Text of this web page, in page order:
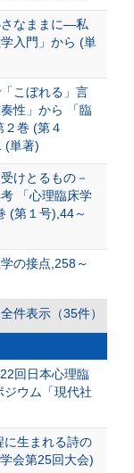
なままに―私
入門」から (単
こぼれる」言
性」から 「臨
２巻 (第４
(単著)
けとるもの－
「心理臨床学
(第１号),44～
の接点,258～
全件表示（35件）
回日本心理臨
ジウム「現代社
生まれる詩の
会第25回大会)